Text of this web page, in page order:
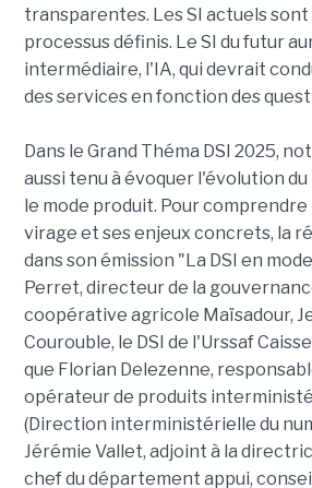
transparentes. Les SI actuels sont
processus définis. Le SI du futur
intermédiaire, l'IA, qui devrait
des services en fonction des
Dans le Grand Théma DSI 2025,
aussi tenu à évoquer l'évolution
le mode produit. Pour comprendre
virage et ses enjeux concrets, la
dans son émission "La DSI en
Perret, directeur de la
coopérative agricole Maïsadour,
Courouble, le DSI de l'Urssaf
que Florian Delezenne,
opérateur de produits
(Direction interministérielle du
Jérémie Vallet, adjoint à la
chef du département appui,